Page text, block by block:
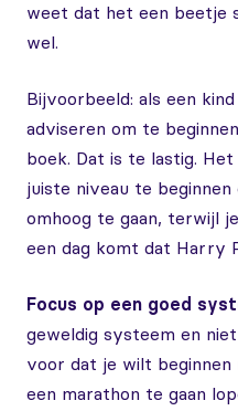
weet dat het een beetje
wel.
Bijvoorbeeld: als een
adviseren om te
boek. Dat is te lastig.
juiste niveau te
omhoog te gaan, terwijl
een dag komt dat Harry
Focus op een goed
geweldig systeem en
voor dat je wilt
een marathon te gaan